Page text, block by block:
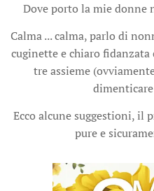
Dove porto la mie donne
Calma ... calma, parlo di
cuginette e chiaro
tre assieme
Ecco alcune suggestioni, il
pure e